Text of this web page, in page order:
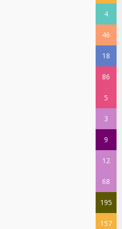
4
46
18
86
5
3
9
12
68
195
157